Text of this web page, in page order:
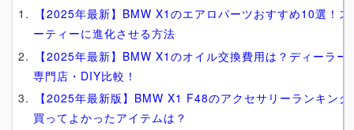
【2025年最新】BMW X1のエアロパーツおすすめ10選！ス
ーティーに進化させる方法
【2025年最新】BMW X1のオイル交換費用は？ディーラー
専門店・DIY比較！
【2025年最新版】BMW X1 F48のアクセサリーランキング
買ってよかったアイテムは？